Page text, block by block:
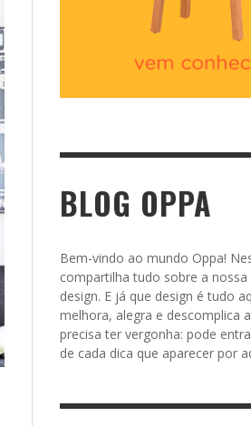
BLOG OPPA
Bem-vindo ao mundo Oppa!
compartilha tudo sobre a nossa
design. E já que design é tudo
melhora, alegra e descomplica
precisa ter vergonha: pode
de cada dica que aparecer por